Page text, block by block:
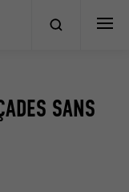
SANS